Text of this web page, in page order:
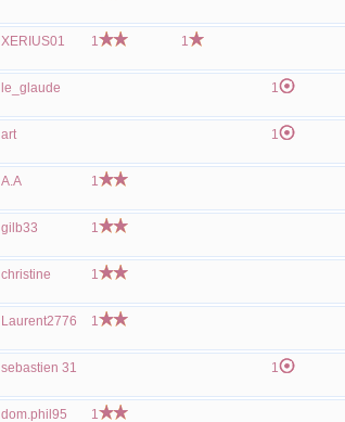
XERIUS01 1 1
le_glaude 1
art 1
A.A 1
gilb33 1
christine 1
Laurent2776 1
sebastien 31 1
dom.phil95 1